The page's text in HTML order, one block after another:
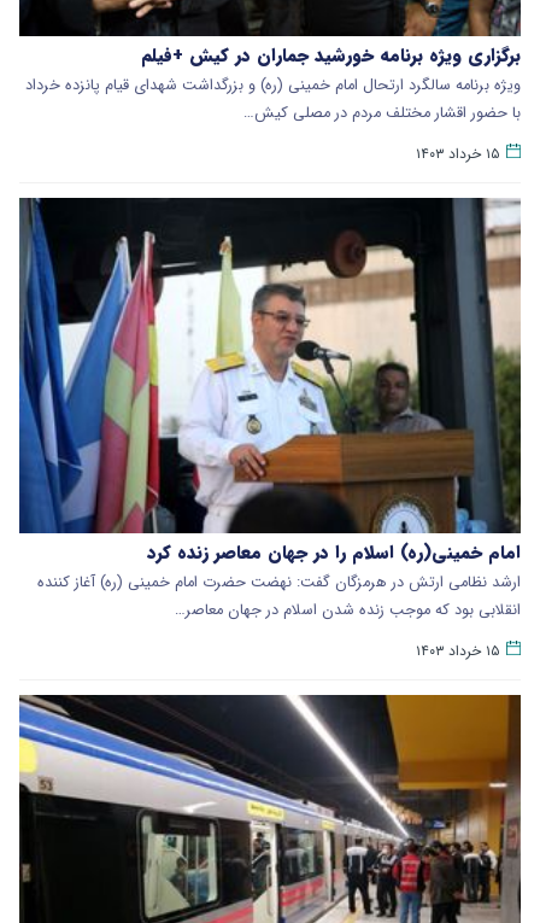
برگزاری ویژه برنامه خورشید جماران در کیش +فیلم
ویژه برنامه سالگرد ارتحال امام خمینی (ره) و بزرگداشت شهدای قیام پانزده خرداد
با حضور اقشار مختلف مردم در مصلی کیش…
۱۵ خرداد ۱۴۰۳
امام خمینی(ره) اسلام را در جهان معاصر زنده کرد
ارشد نظامی ارتش در هرمزگان گفت: نهضت حضرت امام خمینی (ره) آغاز کننده
انقلابی بود که موجب زنده شدن اسلام در جهان معاصر…
۱۵ خرداد ۱۴۰۳